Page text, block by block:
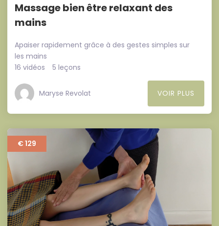
Massage bien être relaxant des
mains
Apaiser rapidement grâce à des gestes simples sur
les mains
16 vidéos
5 leçons
Maryse Revolat VOIR PLUS
€ 129